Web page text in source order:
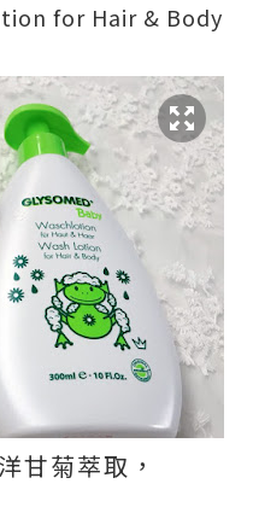
for Hair & Body
甘菊萃取，